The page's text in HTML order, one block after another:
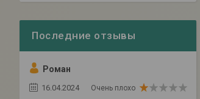
Роман
16.04.2024 Очень плохо